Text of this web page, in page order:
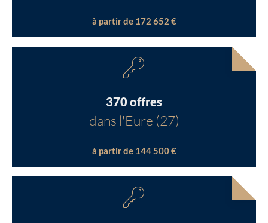
à partir de 172 652 €
370 offres
dans l'Eure (27)
à partir de 144 500 €